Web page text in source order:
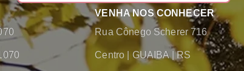
VENHA NOS CONHECER
Rua Cônego Scherer 716
Centro GUAIBA |RS